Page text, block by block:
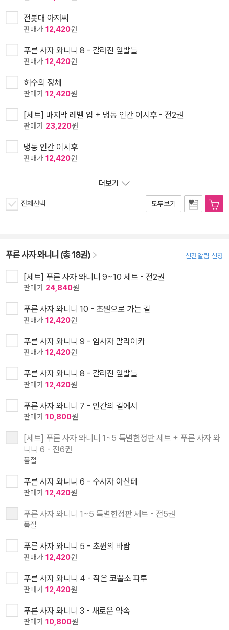
전봇대 아저씨
판매가 12,420원
푸른 사자 와니니 8 - 갈라진 앞발들
판매가 12,420원
허수의 정체
판매가 12,420원
[세트] 마지막 레벨 업 + 냉동 인간 이시후 - 전2권
판매가 23,220원
냉동 인간 이시후
판매가 12,420원
더보기
전체선택 모두보기
푸른 사자 와니니 (총 18권) 신간알림 신청
[세트] 푸른 사자 와니니 9~10 세트 - 전2권
판매가 24,840원
푸른 사자 와니니 10 - 초원으로 가는 길
판매가 12,420원
푸른 사자 와니니 9 - 암사자 말라이카
판매가 12,420원
푸른 사자 와니니 8 - 갈라진 앞발들
판매가 12,420원
푸른 사자 와니니 7 - 인간의 길에서
판매가 10,800원
[세트] 푸른 사자 와니니 1~5 특별한정판 세트 + 푸른 사자 와
니니 6 - 전6권
품절
푸른 사자 와니니 6 - 수사자 아산테
판매가 12,420원
푸른 사자 와니니 1~5 특별한정판 세트 - 전5권
품절
푸른 사자 와니니 5 - 초원의 바람
판매가 12,420원
푸른 사자 와니니 4 - 작은 코뿔소 파투
판매가 12,420원
푸른 사자 와니니 3 - 새로운 약속
판매가 10,800원